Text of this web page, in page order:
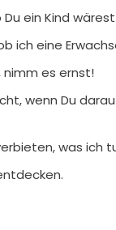
ein Kind
ich eine
nimm es ernst!
wenn Du
was ich